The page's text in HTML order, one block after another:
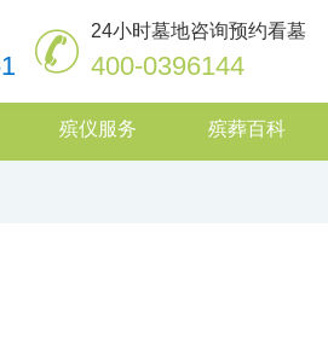
24小时墓地咨询预约看墓
400-0396144
殡仪服务 殡葬百科